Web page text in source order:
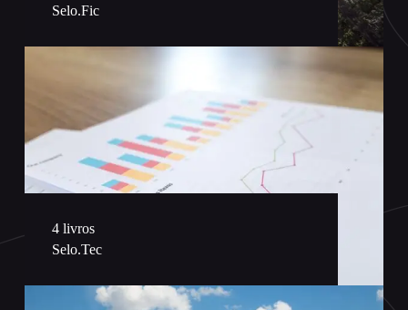
Selo.Fic
4 livros
Selo.Tec